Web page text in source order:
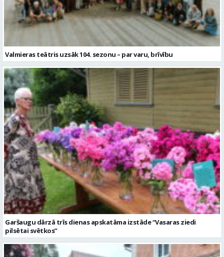
Valmieras teātris uzsāk 104. sezonu – par varu, brīvību
Garšaugu dārzā trīs dienas apskatāma izstāde “Vasaras ziedi
pilsētai svētkos”